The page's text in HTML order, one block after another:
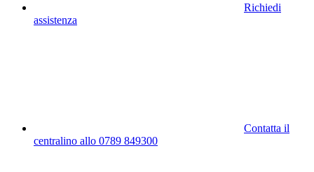
Richiedi
assistenza
Contatta il
centralino allo 0789 849300